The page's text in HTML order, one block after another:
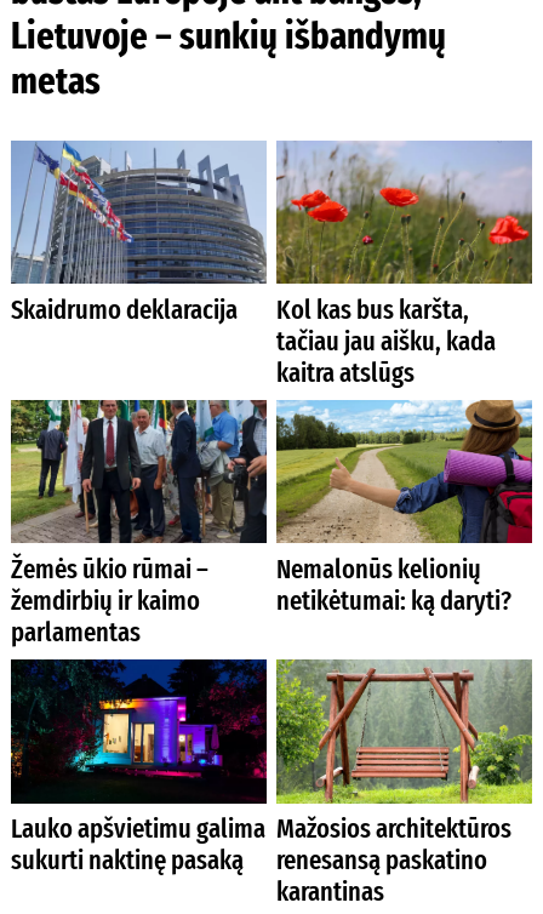
Lietuvoje – sunkių išbandymų
metas
Skaidrumo deklaracija
Kol kas bus karšta,
tačiau jau aišku, kada
kaitra atslūgs
Žemės ūkio rūmai –
žemdirbių ir kaimo
parlamentas
Nemalonūs kelionių
netikėtumai: ką daryti?
Lauko apšvietimu galima
sukurti naktinę pasaką
Mažosios architektūros
renesansą paskatino
karantinas